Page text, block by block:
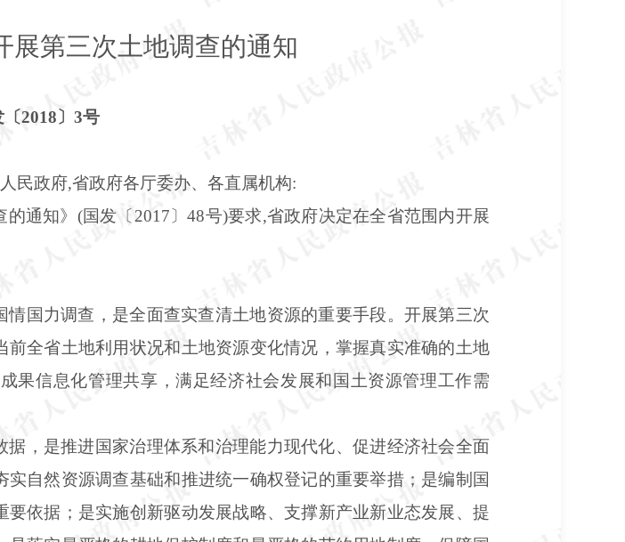
展第三次土地调查的通知
2018〕3号
民政府,省政府各厅委办、各直属机构:
通知》 (国发〔2017〕48号)要求,省政府决定在全省范围内开展
国力调查，是全面查实查清土地资源的重要手段。开展第三次
全省土地利用状况和土地资源变化情况，掌握真实准确的土地
果信息化管理共享，满足经济社会发展和国土资源管理工作需
，是推进国家治理体系和治理能力现代化、促进经济社会全面
自然资源调查基础和推进统一确权登记的重要举措；是编制国
依据；是实施创新驱动发展战略、支撑新产业新业态发展、提